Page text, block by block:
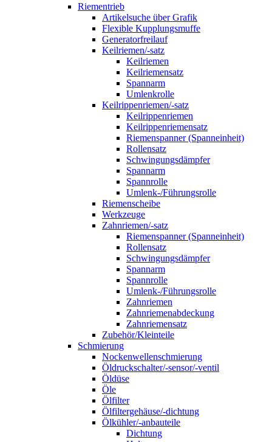
Riementrieb
Artikelsuche über Grafik
Flexible Kupplungsmuffe
Generatorfreilauf
Keilriemen/-satz
Keilriemen
Keilriemensatz
Spannarm
Umlenkrolle
Keilrippenriemen/-satz
Keilrippenriemen
Keilrippenriemensatz
Riemenspanner (Spanneinheit)
Rollensatz
Schwingungsdämpfer
Spannarm
Spannrolle
Umlenk-/Führungsrolle
Riemenscheibe
Werkzeuge
Zahnriemen/-satz
Riemenspanner (Spanneinheit)
Rollensatz
Schwingungsdämpfer
Spannarm
Spannrolle
Umlenk-/Führungsrolle
Zahnriemen
Zahnriemenabdeckung
Zahnriemensatz
Zubehör/Kleinteile
Schmierung
Nockenwellenschmierung
Öldruckschalter/-sensor/-ventil
Öldüse
Öle
Ölfilter
Ölfiltergehäuse/-dichtung
Ölkühler/-anbauteile
Dichtung